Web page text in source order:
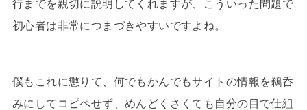
行までを親切に説明してくれますが、こういった問題で
初心者は非常につまづきやすいですよね。
僕もこれに懲りて、何でもかんでもサイトの情報を鵜呑
みにしてコピペせず、めんどくさくても自分の目で仕組